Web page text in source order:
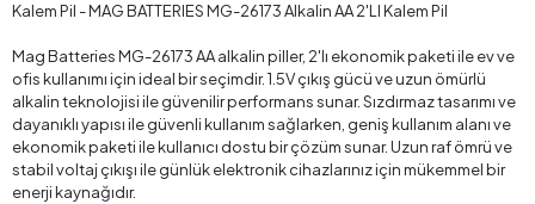
Kalem Pil - MAG BATTERIES MG-26173 Alkalin AA 2'LI Kalem Pil
Mag Batteries MG-26173 AA alkalin piller, 2'lı ekonomik paketi ile ev ve
ofis kullanımı için ideal bir seçimdir. 1.5V çıkış gücü ve uzun ömürlü
alkalin teknolojisi ile güvenilir performans sunar. Sızdırmaz tasarımı ve
dayanıklı yapısı ile güvenli kullanım sağlarken, geniş kullanım alanı ve
ekonomik paketi ile kullanıcı dostu bir çözüm sunar. Uzun raf ömrü ve
stabil voltaj çıkışı ile günlük elektronik cihazlarınız için mükemmel bir
enerji kaynağıdır.